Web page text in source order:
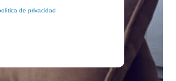
de privacidad